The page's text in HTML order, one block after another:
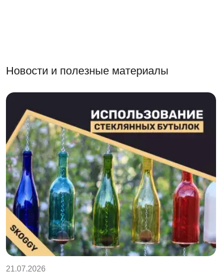
Новости и полезные материалы
21.07.2026